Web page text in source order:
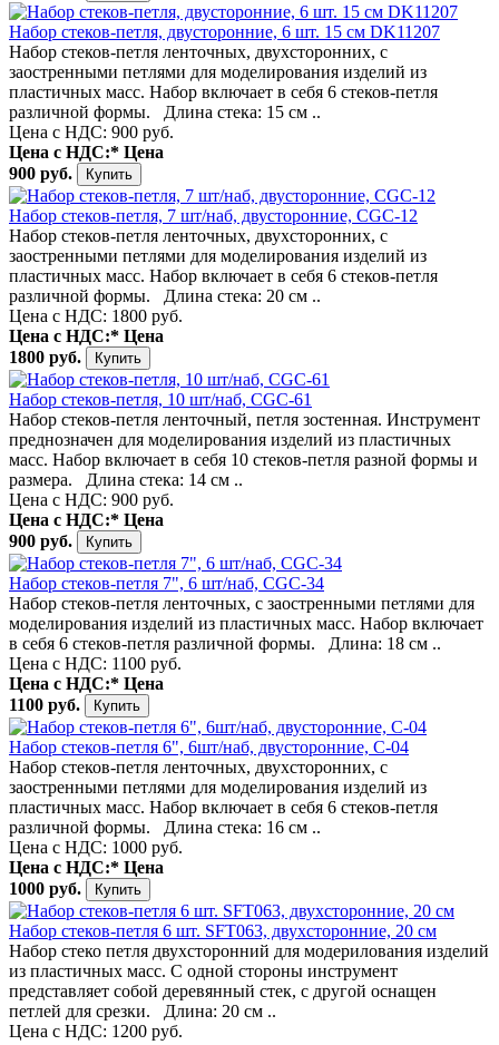
Набор стеков-петля, двусторонние, 6 шт. 15 см DK11207
Набор стеков-петля ленточных, двухсторонних, с
заостренными петлями для моделирования изделий из
пластичных масс. Набор включает в себя 6 стеков-петля
различной формы. Длина стека: 15 см ..
Цена с НДС: 900 руб.
Цена с НДС:* Цена
900 руб.
Набор стеков-петля, 7 шт/наб, двусторонние, CGC-12
Набор стеков-петля ленточных, двухсторонних, с
заостренными петлями для моделирования изделий из
пластичных масс. Набор включает в себя 6 стеков-петля
различной формы. Длина стека: 20 см ..
Цена с НДС: 1800 руб.
Цена с НДС:* Цена
1800 руб.
Набор стеков-петля, 10 шт/наб, CGC-61
Набор стеков-петля ленточный, петля зостенная. Инструмент
преднозначен для моделирования изделий из пластичных
масс. Набор включает в себя 10 стеков-петля разной формы и
размера. Длина стека: 14 см ..
Цена с НДС: 900 руб.
Цена с НДС:* Цена
900 руб.
Набор стеков-петля 7", 6 шт/наб, CGC-34
Набор стеков-петля ленточных, с заостренными петлями для
моделирования изделий из пластичных масс. Набор включает
в себя 6 стеков-петля различной формы. Длина: 18 см ..
Цена с НДС: 1100 руб.
Цена с НДС:* Цена
1100 руб.
Набор стеков-петля 6", 6шт/наб, двусторонние, C-04
Набор стеков-петля ленточных, двухсторонних, с
заостренными петлями для моделирования изделий из
пластичных масс. Набор включает в себя 6 стеков-петля
различной формы. Длина стека: 16 см ..
Цена с НДС: 1000 руб.
Цена с НДС:* Цена
1000 руб.
Набор стеков-петля 6 шт. SFT063, двухсторонние, 20 см
Набор стеко петля двухсторонний для модерилования изделий
из пластичных масс. С одной стороны инструмент
представляет собой деревянный стек, с другой оснащен
петлей для срезки. Длина: 20 см ..
Цена с НДС: 1200 руб.